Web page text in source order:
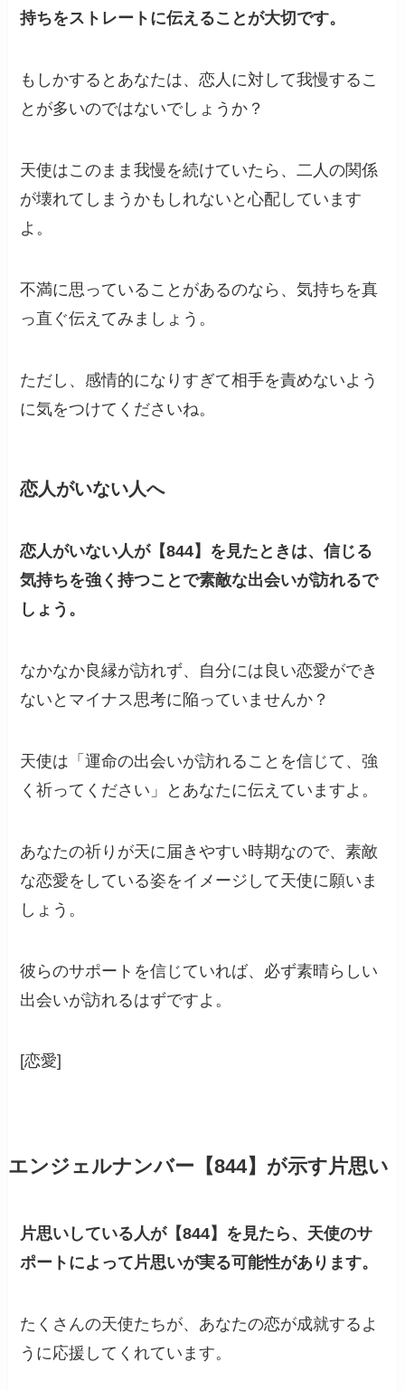
持ちをストレートに伝えることが大切です。
もしかするとあなたは、恋人に対して我慢するこ
とが多いのではないでしょうか？
天使はこのまま我慢を続けていたら、二人の関係
が壊れてしまうかもしれないと心配しています
よ。
不満に思っていることがあるのなら、気持ちを真
っ直ぐ伝えてみましょう。
ただし、感情的になりすぎて相手を責めないよう
に気をつけてくださいね。
恋人がいない人へ
恋人がいない人が【844】を見たときは、信じる
気持ちを強く持つことで素敵な出会いが訪れるで
しょう。
なかなか良縁が訪れず、自分には良い恋愛ができ
ないとマイナス思考に陥っていませんか？
天使は「運命の出会いが訪れることを信じて、強
く祈ってください」とあなたに伝えていますよ。
あなたの祈りが天に届きやすい時期なので、素敵
な恋愛をしている姿をイメージして天使に願いま
しょう。
彼らのサポートを信じていれば、必ず素晴らしい
出会いが訪れるはずですよ。
[恋愛]
エンジェルナンバー【844】が示す片思い
片思いしている人が【844】を見たら、天使のサ
ポートによって片思いが実る可能性があります。
たくさんの天使たちが、あなたの恋が成就するよ
うに応援してくれています。